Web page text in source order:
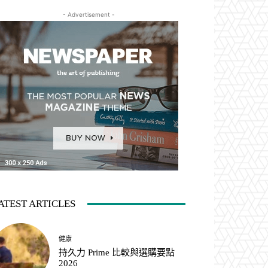
- Advertisement -
ARTICLES
健康
持久力 Prime 比較與選購要點
2026